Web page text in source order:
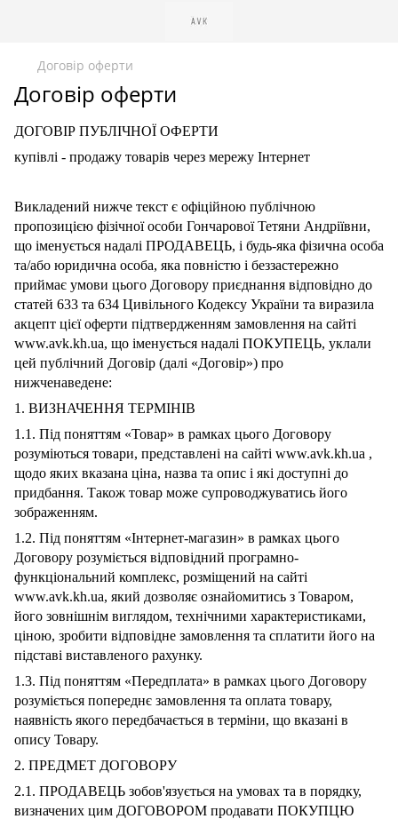
Договір оферти
Договір оферти
ДОГОВІР ПУБЛІЧНОЇ ОФЕРТИ
купівлі - продажу товарів через мережу Інтернет
Викладений нижче текст є офіційною публічною
пропозицією фізічної особи Гончарової Тетяни Андріївни,
що іменується надалі ПРОДАВЕЦЬ, і будь-яка фізична особа
та/або юридична особа, яка повністю і беззастережно
приймає умови цього Договору приєднання відповідно до
статей 633 та 634 Цивільного Кодексу України та виразила
акцепт цієї оферти підтвердженням замовлення на сайті
www.avk.kh.ua, що іменується надалі ПОКУПЕЦЬ, уклали
цей публічний Договір (далі «Договір») про
нижченаведене:
1. ВИЗНАЧЕННЯ ТЕРМІНІВ
1.1. Під поняттям «Товар» в рамках цього Договору
розуміються товари, представлені на сайті www.avk.kh.ua ,
щодо яких вказана ціна, назва та опис і які доступні до
придбання. Також товар може супроводжуватись його
зображенням.
1.2. Під поняттям «Інтернет-магазин» в рамках цього
Договору розуміється відповідний програмно-
функціональний комплекс, розміщений на сайті
www.avk.kh.ua, який дозволяє ознайомитись з Товаром,
його зовнішнім виглядом, технічними характеристиками,
ціною, зробити відповідне замовлення та сплатити його на
підставі виставленого рахунку.
1.3. Під поняттям «Передплата» в рамках цього Договору
розуміється попереднє замовлення та оплата товару,
наявність якого передбачається в терміни, що вказані в
опису Товару.
2. ПРЕДМЕТ ДОГОВОРУ
2.1. ПРОДАВЕЦЬ зобов'язується на умовах та в порядку,
визначених цим ДОГОВОРОМ продавати ПОКУПЦЮ